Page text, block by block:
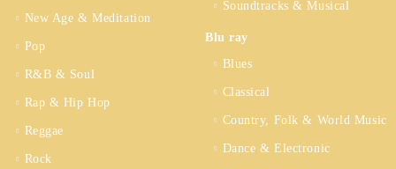
New Age & Meditation
Pop
R&B & Soul
Rap & Hip Hop
Reggae
Rock
Soundtracks & Musical
Blu ray
Blues
Classical
Country, Folk & World Music
Dance & Electronic